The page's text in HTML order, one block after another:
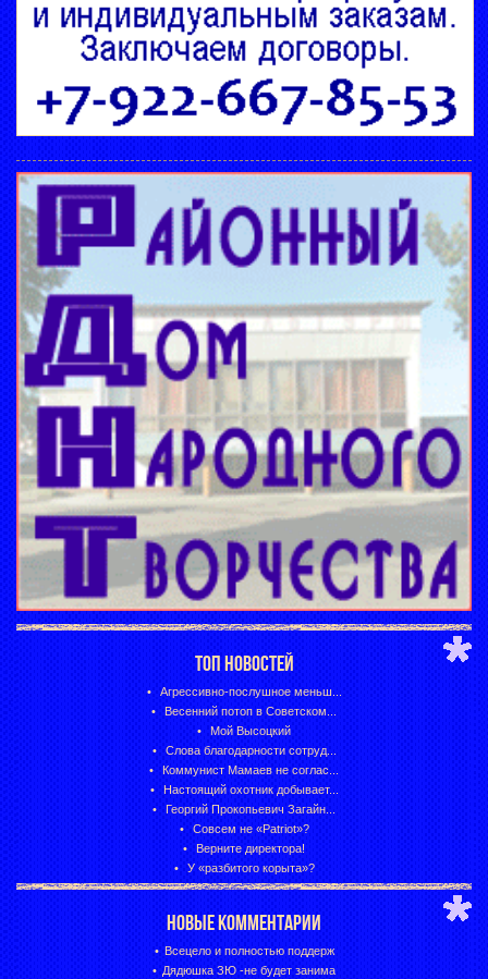
ТОП НОВОСТЕЙ
Агрессивно-послушное меньш...
Весенний потоп в Советском...
Мой Высоцкий
Слова благодарности сотруд...
Коммунист Мамаев не соглас...
Настоящий охотник добывает...
Георгий Прокопьевич Загайн...
Совсем не «Patriot»?
Верните директора!
У «разбитого корыта»?
НОВЫЕ КОММЕНТАРИИ
Всецело и полностью поддерж
Дядюшка ЗЮ -не будет занима